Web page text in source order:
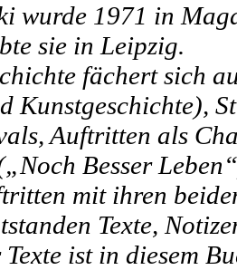
wurde 1971 in
sie in Leipzig.
fächert sich
Kunstgeschichte),
Auftritten als
Besser
mit ihren
Texte,
ist in diesem